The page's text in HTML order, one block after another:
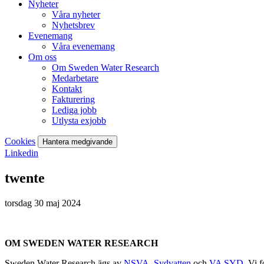
Nyheter
Våra nyheter
Nyhetsbrev
Evenemang
Våra evenemang
Om oss
Om Sweden Water Research
Medarbetare
Kontakt
Fakturering
Lediga jobb
Utlysta exjobb
Cookies Hantera medgivande
Linkedin
twente
torsdag 30 maj 2024
OM SWEDEN WATER RESEARCH